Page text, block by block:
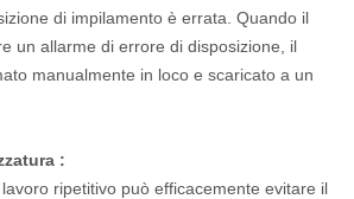
di impilamento è errata. Quando il
un allarme di errore di disposizione, il
manualmente in loco e scaricato a un
:
ripetitivo può efficacemente evitare il